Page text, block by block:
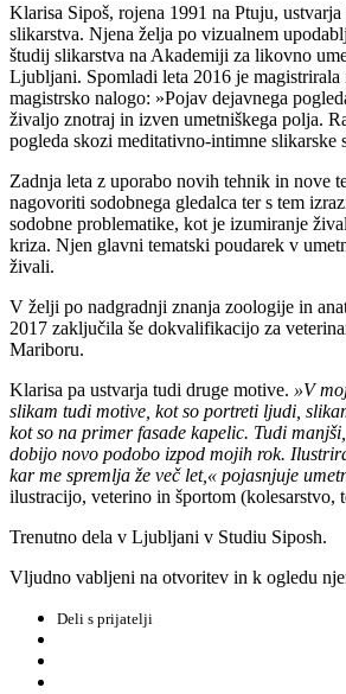
Klarisa Sipoš, rojena 1991 na Ptuju,
slikarstva. Njena želja po vizualnem
študij slikarstva na Akademiji za likovno
Ljubljani. Spomladi leta 2016 je magistrirala
magistrsko nalogo: »Pojav dejavnega
živaljo znotraj in izven umetniškega polja.
pogleda skozi meditativno-intimne slikarske
Zadnja leta z uporabo novih tehnik in nove
nagovoriti sodobnega gledalca ter s tem
sodobne problematike, kot je izumiranje
kriza. Njen glavni tematski poudarek v
živali.
V želji po nadgradnji znanja zoologije in
2017 zaključila še dokvalifikacijo za
Mariboru.
Klarisa pa ustvarja tudi druge motive. »V
slikam tudi motive, kot so portreti ljudi,
kot so na primer fasade kapelic. Tudi
dobijo novo podobo izpod mojih rok.
kar me spremlja že več let,« pojasnjuje
ilustracijo, veterino in športom (kolesarstvo,
Trenutno dela v Ljubljani v Studiu Siposh.
Vljudno vabljeni na otvoritev in k ogledu
Deli s prijatelji